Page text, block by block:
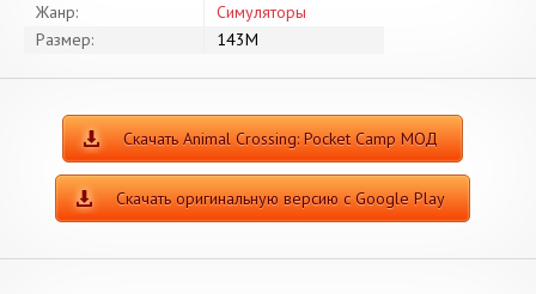
Жанр:
Симуляторы
Размер:
143M
Скачать Animal Crossing: Pocket Camp МОД
Скачать оригинальную версию с Google Play